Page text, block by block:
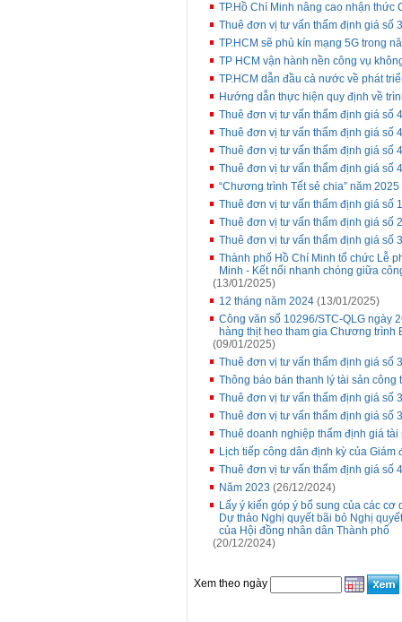
TP.Hồ Chí Minh nâng cao nhận thức
Thuê đơn vị tư vấn thẩm định giá số
TP.HCM sẽ phủ kín mạng 5G trong
TP HCM vận hành nền công vụ
TP.HCM dẫn đầu cả nước về phát
Hướng dẫn thực hiện quy định về
Thuê đơn vị tư vấn thẩm định giá số
Thuê đơn vị tư vấn thẩm định giá số
Thuê đơn vị tư vấn thẩm định giá số
Thuê đơn vị tư vấn thẩm định giá số
“Chương trình Tết sẻ chia” năm 2025
Thuê đơn vị tư vấn thẩm định giá số
Thuê đơn vị tư vấn thẩm định giá số
Thuê đơn vị tư vấn thẩm định giá số
Thành phố Hồ Chí Minh tổ chức Lễ
Minh - Kết nối nhanh chóng giữa
(13/01/2025)
12 tháng năm 2024 (13/01/2025)
Công văn số 10296/STC-QLG ngày
hàng thịt heo tham gia Chương
(09/01/2025)
Thuê đơn vị tư vấn thẩm định giá số
Thông báo bán thanh lý tài sản công
Thuê đơn vị tư vấn thẩm định giá số
Thuê đơn vị tư vấn thẩm định giá số
Thuê doanh nghiệp thẩm định giá
Lịch tiếp công dân định kỳ của Giám
Thuê đơn vị tư vấn thẩm định giá số
Năm 2023 (26/12/2024)
Lấy ý kiến góp ý bổ sung của các
Dự thảo Nghị quyết bãi bỏ Nghị
của Hội đồng nhân dân Thành phố
(20/12/2024)
Xem theo ngày